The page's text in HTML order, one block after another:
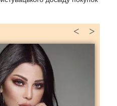
>
<